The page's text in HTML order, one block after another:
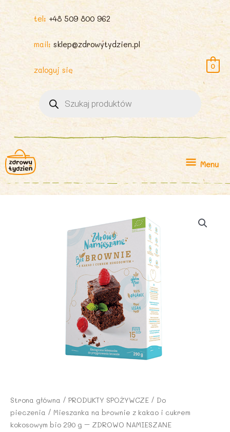
tel: +48 509 800 962
mail: sklep@zdrowytydzien.pl
zaloguj się
produktów
0
Menu
Menu
Strona główna / PRODUKTY SPOŻYWCZE / Do
pieczenia / Mieszanka na brownie z kakao i cukrem
kokosowym bio 290 g – ZDROWO NAMIESZANE